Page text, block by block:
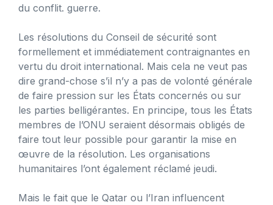
du conflit. guerre.
Les résolutions du Conseil de sécurité sont
formellement et immédiatement contraignantes en
vertu du droit international. Mais cela ne veut pas
dire grand-chose s’il n’y a pas de volonté générale
de faire pression sur les États concernés ou sur
les parties belligérantes. En principe, tous les États
membres de l’ONU seraient désormais obligés de
faire tout leur possible pour garantir la mise en
œuvre de la résolution. Les organisations
humanitaires l’ont également réclamé jeudi.
Mais le fait que le Qatar ou l’Iran influencent